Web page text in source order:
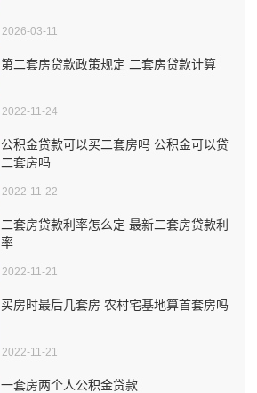
2026-03-11
第二套房贷款政策规定 二套房贷款计算
2022-11-24
公积金贷款可以买二套房吗 公积金可以贷
二套房吗
2022-11-22
二套房贷款利率怎么定 最新二套房贷款利
率
2022-11-21
买房时最后几套房 农村宅基地算首套房吗
2022-11-21
一套房两个人公积金贷款